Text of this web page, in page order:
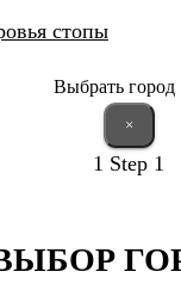
Выбрать город
×
1 Step 1